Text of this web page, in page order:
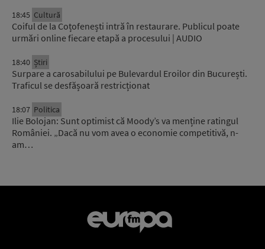
18:45 Cultură
Coiful de la Coțofenești intră în restaurare. Publicul poate
urmări online fiecare etapă a procesului | AUDIO
18:40 Știri
Surpare a carosabilului pe Bulevardul Eroilor din București.
Traficul se desfășoară restricționat
18:07 Politica
Ilie Bolojan: Sunt optimist că Moody’s va menține ratingul
României. „Dacă nu vom avea o economie competitivă, n-
am…